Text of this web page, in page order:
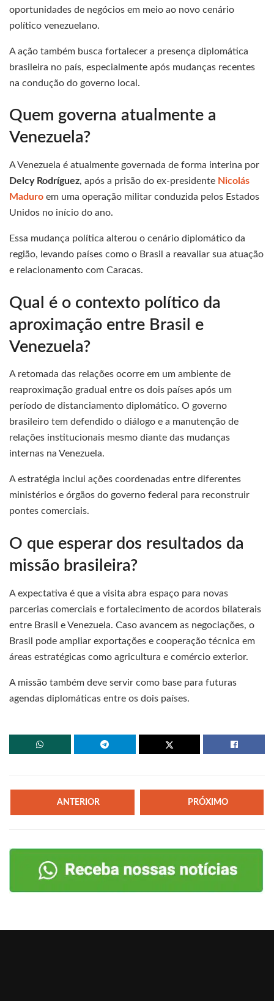
oportunidades de negócios em meio ao novo cenário
político venezuelano.
A ação também busca fortalecer a presença diplomática
brasileira no país, especialmente após mudanças recentes
na condução do governo local.
Quem governa atualmente a
Venezuela?
A Venezuela é atualmente governada de forma interina por
Delcy Rodríguez, após a prisão do ex-presidente Nicolás
Maduro em uma operação militar conduzida pelos Estados
Unidos no início do ano.
Essa mudança política alterou o cenário diplomático da
região, levando países como o Brasil a reavaliar sua atuação
e relacionamento com Caracas.
Qual é o contexto político da
aproximação entre Brasil e
Venezuela?
A retomada das relações ocorre em um ambiente de
reaproximação gradual entre os dois países após um
período de distanciamento diplomático. O governo
brasileiro tem defendido o diálogo e a manutenção de
relações institucionais mesmo diante das mudanças
internas na Venezuela.
A estratégia inclui ações coordenadas entre diferentes
ministérios e órgãos do governo federal para reconstruir
pontes comerciais.
O que esperar dos resultados da
missão brasileira?
A expectativa é que a visita abra espaço para novas
parcerias comerciais e fortalecimento de acordos bilaterais
entre Brasil e Venezuela. Caso avancem as negociações, o
Brasil pode ampliar exportações e cooperação técnica em
áreas estratégicas como agricultura e comércio exterior.
A missão também deve servir como base para futuras
agendas diplomáticas entre os dois países.
ANTERIOR PRÓXIMO